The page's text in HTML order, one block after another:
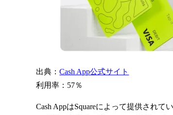
出典：Cash App公式サイト
利用率：57％
Cash AppはSquareによって提供され